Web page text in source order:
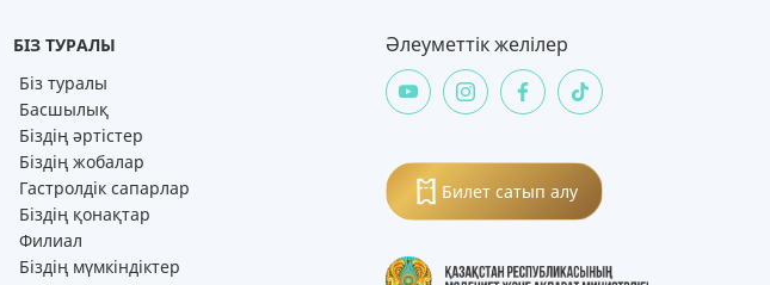
БІЗ ТУРАЛЫ
Біз туралы
Басшылық
Біздің әртістер
Біздің жобалар
Гастролдік сапарлар
Біздің қонақтар
Филиал
Біздің мүмкіндіктер
Әлеуметтік желілер
Билет сатып алу